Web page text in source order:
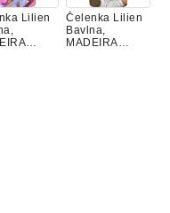
Lilien
Čelenka Lilien
Bavlna,
MADEIRA